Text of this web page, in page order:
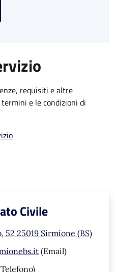
requisiti e altre
e le condizioni di
Civile
52 25019 Sirmione (BS)
(Email)